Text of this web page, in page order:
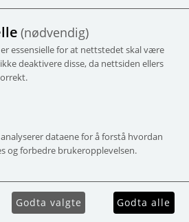
KUBE
- 2,5 x 2,8 cm på
(nødvendig)
essensielle for at nettstedet skal være
deaktivere disse, da nettsiden ellers
dataene for å forstå hvordan
og forbedre brukeropplevelsen.
Godta valgte Godta alle